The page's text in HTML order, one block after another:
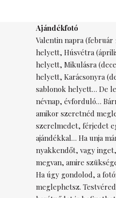
Ajándékfotó
Valentin napra (február
helyett, Húsvétra
helyett, Mikulásra
helyett, Karácsonyra
sablonok helyett… De
névnap, évforduló…
amikor szeretnéd
szerelmedet, férjedet
ajándékkal… Ha unja
nyakkendőt, vagy
megvan, amire
Ha úgy gondolod, a
meglephetsz.